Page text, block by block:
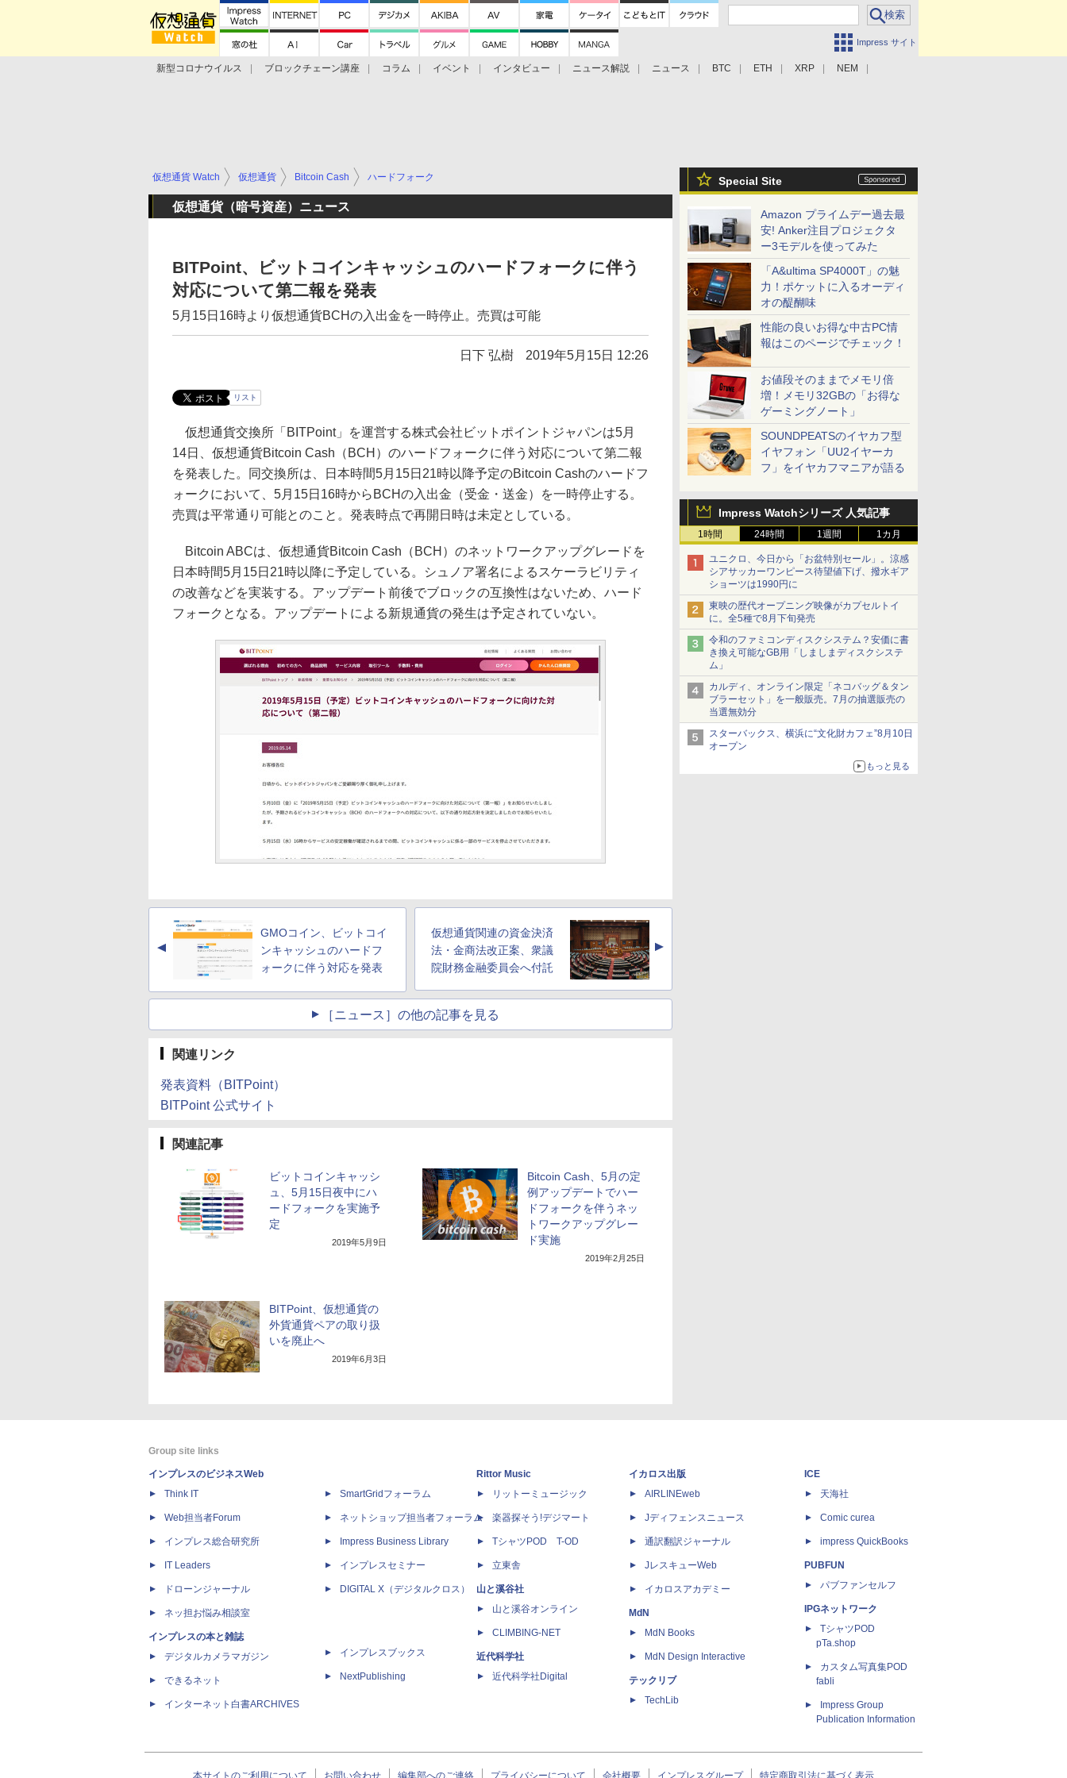
Impress サイト
新型コロナウイルス ブロックチェーン講座 コラム イベント インタビュー ニュース解説 ニュース BTC ETH XRP
NEM
Special Site
Amazon プライムデー過去最
安! Anker注目プロジェクタ
ー3モデルを使ってみた
「A&ultima SP4000T」の魅
力！ポケットに入るオーディ
オの醍醐味
性能の良いお得な中古PC情
報はこのページでチェック！
お値段そのままでメモリ倍
増！メモリ32GBの「お得な
ゲーミングノート」
SOUNDPEATSのイヤカフ型
イヤフォン「UU2イヤーカ
フ」をイヤカフマニアが語る
Impress Watchシリーズ 人気記事
1時間 24時間 1週間 1カ月
ユニクロ、今日から「お盆特別セール」。涼感
シアサッカーワンピース待望値下げ、撥水ギア
ショーツは1990円に
東映の歴代オープニング映像がカプセルトイ
に。全5種で8月下旬発売
令和のファミコンディスクシステム？安価に書
き換え可能なGB用「しましまディスクシステ
ム」
カルディ、オンライン限定「ネコバッグ＆タン
ブラーセット」を一般販売。7月の抽選販売の
当選無効分
スターバックス、横浜に“文化財カフェ”8月10日
オープン
もっと見る
仮想通貨 Watch 仮想通貨 Bitcoin Cash ハードフォーク
仮想通貨（暗号資産）ニュース
BITPoint、ビットコインキャッシュのハードフォークに伴う
対応について第二報を発表
5月15日16時より仮想通貨BCHの入出金を一時停止。売買は可能
日下 弘樹 2019年5月15日 12:26
リスト
仮想通貨交換所「BITPoint」を運営する株式会社ビットポイントジャパンは5月
14日、仮想通貨Bitcoin Cash（BCH）のハードフォークに伴う対応について第二報
を発表した。同交換所は、日本時間5月15日21時以降予定のBitcoin Cashのハードフ
ォークにおいて、5月15日16時からBCHの入出金（受金・送金）を一時停止する。
売買は平常通り可能とのこと。発表時点で再開日時は未定としている。
Bitcoin ABCは、仮想通貨Bitcoin Cash（BCH）のネットワークアップグレードを
日本時間5月15日21時以降に予定している。シュノア署名によるスケーラビリティ
の改善などを実装する。アップデート前後でブロックの互換性はないため、ハード
フォークとなる。アップデートによる新規通貨の発生は予定されていない。
▲
GMOコイン、ビットコイ
ンキャッシュのハードフ
ォークに伴う対応を発表
仮想通貨関連の資金決済
法・金商法改正案、衆議
院財務金融委員会へ付託
▲
［ニュース］の他の記事を見る
関連リンク
発表資料（BITPoint）
BITPoint 公式サイト
関連記事
ビットコインキャッシ
ュ、5月15日夜中にハ
ードフォークを実施予
定
2019年5月9日
Bitcoin Cash、5月の定
例アップデートでハー
ドフォークを伴うネッ
トワークアップグレー
ド実施
2019年2月25日
BITPoint、仮想通貨の
外貨通貨ペアの取り扱
いを廃止へ
2019年6月3日
Group site links
インプレスのビジネスWeb
Think IT
Web担当者Forum
インプレス総合研究所
IT Leaders
ドローンジャーナル
ネッ担お悩み相談室
インプレスの本と雑誌
デジタルカメラマガジン
できるネット
インターネット白書ARCHIVES
SmartGridフォーラム
ネットショップ担当者フォーラム
Impress Business Library
インプレスセミナー
DIGITAL X（デジタルクロス）
インプレスブックス
NextPublishing
Rittor Music
リットーミュージック
楽器探そう!デジマート
TシャツPOD T-OD
立東舎
山と溪谷社
山と溪谷オンライン
CLIMBING-NET
近代科学社
近代科学社Digital
イカロス出版
AIRLINEweb
Jディフェンスニュース
通訳翻訳ジャーナル
JレスキューWeb
イカロスアカデミー
MdN
MdN Books
MdN Design Interactive
テックリブ
TechLib
ICE
天海社
Comic curea
impress QuickBooks
PUBFUN
パブファンセルフ
IPGネットワーク
TシャツPOD
pTa.shop
カスタム写真集POD
fabli
Impress Group
Publication Information
本サイトのご利用について お問い合わせ 編集部へのご連絡 プライバシーについて 会社概要 インプレスグループ 特定商取引法に基づく表示